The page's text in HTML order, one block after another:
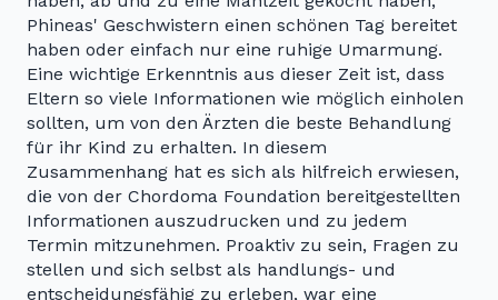
Phineas' Geschwistern einen schönen Tag bereitet
haben oder einfach nur eine ruhige Umarmung.
Eine wichtige Erkenntnis aus dieser Zeit ist, dass
Eltern so viele Informationen wie möglich einholen
sollten, um von den Ärzten die beste Behandlung
für ihr Kind zu erhalten. In diesem
Zusammenhang hat es sich als hilfreich erwiesen,
die von der Chordoma Foundation bereitgestellten
Informationen auszudrucken und zu jedem
Termin mitzunehmen. Proaktiv zu sein, Fragen zu
stellen und sich selbst als handlungs- und
entscheidungsfähig zu erleben, war eine